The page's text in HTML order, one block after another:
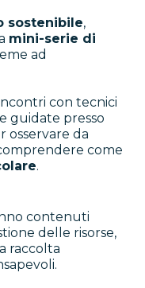
sostenibile,
mini-serie di
ad
con tecnici
guidate presso
osservare da
come
.
contenuti
delle risorse,
raccolta